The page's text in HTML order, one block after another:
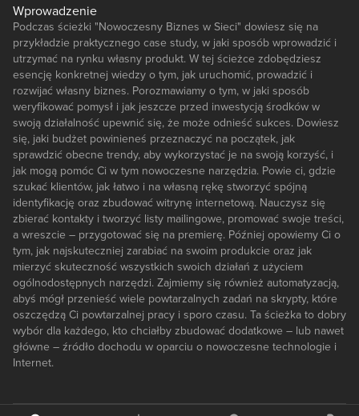
Wprowadzenie
Podczas ścieżki "Nowoczesny Biznes w Sieci" dowiesz się na
przykładzie praktycznego case study, w jaki sposób wprowadzić i
utrzymać na rynku własny produkt. W tej ścieżce zdobędziesz
esencję konkretnej wiedzy o tym, jak uruchomić, prowadzić i
rozwijać własny biznes. Porozmawiamy o tym, w jaki sposób
weryfikować pomysł i jak jeszcze przed inwestycją środków w
swoją działalność upewnić się, że może odnieść sukces. Dowiesz
się, jaki budżet powinieneś przeznaczyć na początek, jak
sprawdzić obecne trendy, aby wykorzystać je na swoją korzyść, i
jak mogą pomóc Ci w tym nowoczesne narzędzia. Powie ci, gdzie
szukać klientów, jak łatwo i na własną rękę stworzyć spójną
identyfikację oraz zbudować witrynę internetową. Nauczysz się
zbierać kontakty i tworzyć listy mailingowe, promować swoje treści,
a wreszcie – przygotować się na premierę. Później opowiemy Ci o
tym, jak najskuteczniej zarabiać na swoim produkcie oraz jak
mierzyć skuteczność wszystkich swoich działań z użyciem
ogólnodostępnych narzędzi. Zajmiemy się również automatyzacją,
abyś mógł przenieść wiele powtarzalnych zadań na skrypty, które
oszczędzą Ci powtarzalnej pracy i sporo czasu. Ta ścieżka to dobry
wybór dla każdego, kto chciałby zbudować dodatkowe – lub nawet
główne – źródło dochodu w oparciu o nowoczesne technologie i
Internet.